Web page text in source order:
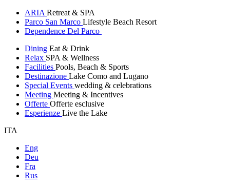
ARIA Retreat & SPA
Parco San Marco Lifestyle Beach Resort
Dependence Del Parco
Dining Eat & Drink
Relax SPA & Wellness
Facilities Pools, Beach & Sports
Destinazione Lake Como and Lugano
Special Events wedding & celebrations
Meeting Meeting & Incentives
Offerte Offerte esclusive
Esperienze Live the Lake
ITA
Eng
Deu
Fra
Rus